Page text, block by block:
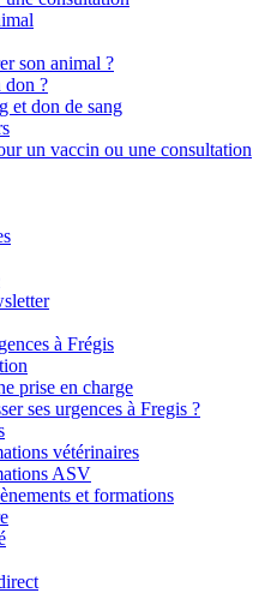
son animal ?
don ?
et don de sang
un vaccin ou une consultation
à Frégis
prise en charge
ses urgences à Fregis ?
vétérinaires
ASV
et formations